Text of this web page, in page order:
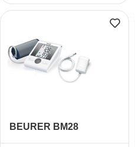
BEURER BM28